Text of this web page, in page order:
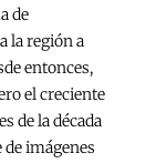
de
la región a
entonces,
el creciente
de la década
de imágenes